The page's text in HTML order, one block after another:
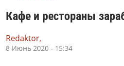
Кафе и рестораны
Redaktor,
8 Июнь 2020 - 15:34